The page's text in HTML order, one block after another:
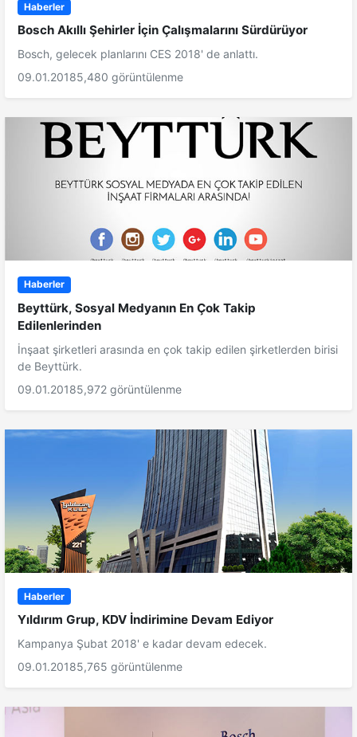
Haberler
Bosch Akıllı Şehirler İçin Çalışmalarını Sürdürüyor
Bosch, gelecek planlarını CES 2018' de anlattı.
09.01.20185,480 görüntülenme
Haberler
Beyttürk, Sosyal Medyanın En Çok Takip
Edilenlerinden
İnşaat şirketleri arasında en çok takip edilen şirketlerden birisi
de Beyttürk.
09.01.20185,972 görüntülenme
Haberler
Yıldırım Grup, KDV İndirimine Devam Ediyor
Kampanya Şubat 2018' e kadar devam edecek.
09.01.20185,765 görüntülenme